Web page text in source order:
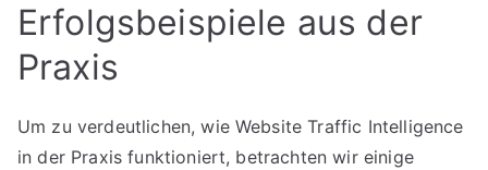
Erfolgsbeispiele aus der
Praxis
Um zu verdeutlichen, wie Website Traffic Intelligence
in der Praxis funktioniert, betrachten wir einige